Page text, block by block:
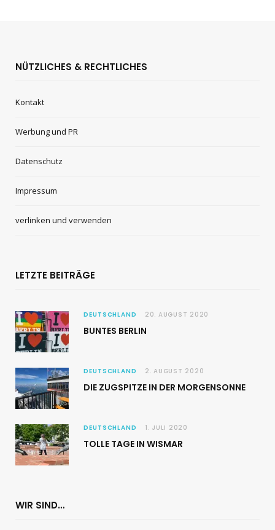
NÜTZLICHES & RECHTLICHES
Kontakt
Werbung und PR
Datenschutz
Impressum
verlinken und verwenden
LETZTE BEITRÄGE
DEUTSCHLAND 20. AUGUST 2020
BUNTES BERLIN
DEUTSCHLAND 2. AUGUST 2020
DIE ZUGSPITZE IN DER MORGENSONNE
DEUTSCHLAND 1. JULI 2020
TOLLE TAGE IN WISMAR
WIR SIND…